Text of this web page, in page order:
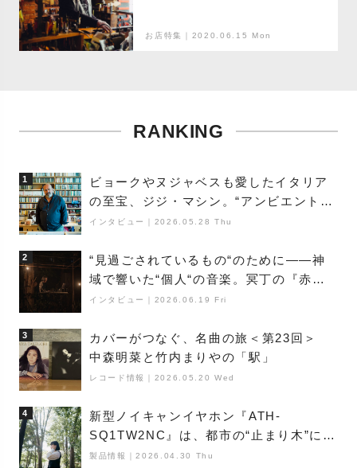
ち
お店特集｜2020.06.15 Mon
RANKING
1
ビョークやヌジャベスも愛したイタリア
の至宝、ジジ・マシン。“アンビエントの
巨匠”が明かす創作の原点と、「動き」に
インタビュー 2026.05.28 Thu
2
“見過ごされているもの“のために――神
域で響いた“個人“の音楽。冥丁の『赤城
夜神楽』をレポート
インタビュー 2026.06.19 Fri
3
カバーがつなぐ、名曲の旅＜第23回＞
中森明菜と竹内まりやの「駅」
レコード情報 2026.05.20 Wed
4
新型ノイキャンイヤホン『ATH-
SQ1TW2NC』は、都市の“止まり木”にな
り得るーシンガーソングライター浮
製品情報 ｜2026.04.30 Thu